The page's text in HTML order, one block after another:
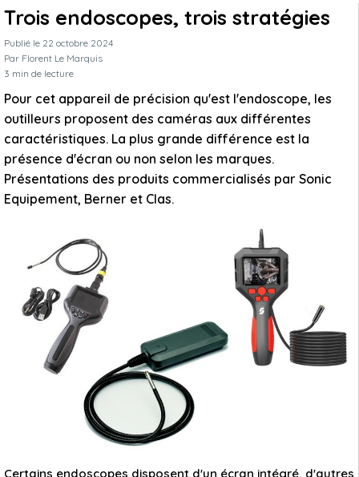
Trois endoscopes, trois stratégies
Publié le 22 octobre 2024
Par Florent Le Marquis
3 min de lecture
Pour cet appareil de précision qu'est l'endoscope, les
outilleurs proposent des caméras aux différentes
caractéristiques. La plus grande différence est la
présence d'écran ou non selon les marques.
Présentations des produits commercialisés par Sonic
Equipement, Berner et Clas.
Certains endoscopes disposent d'un écran intégré, d'autres